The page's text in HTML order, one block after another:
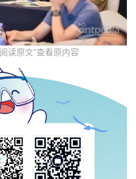
读原文”查看原内容